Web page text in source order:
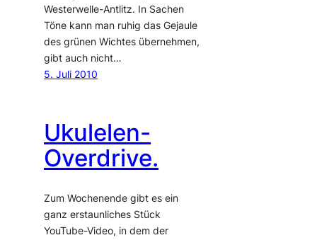
Westerwelle-Antlitz. In Sachen
Töne kann man ruhig das Gejaule
des grünen Wichtes übernehmen,
gibt auch nicht…
5. Juli 2010
Ukulelen-
Overdrive.
Zum Wochenende gibt es ein
ganz erstaunliches Stück
YouTube-Video, in dem der